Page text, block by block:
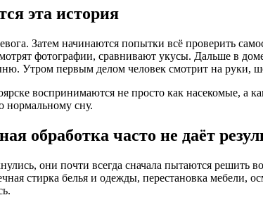
эта история
Затем начинаются попытки всё проверить
фотографии, сравнивают укусы. Дальше в
Утром первым делом человек смотрит на руки,
воспринимаются не просто как насекомые,
нормальному сну.
обработка часто не даёт
они почти всегда сначала пытаются
стирка белья и одежды, перестановка